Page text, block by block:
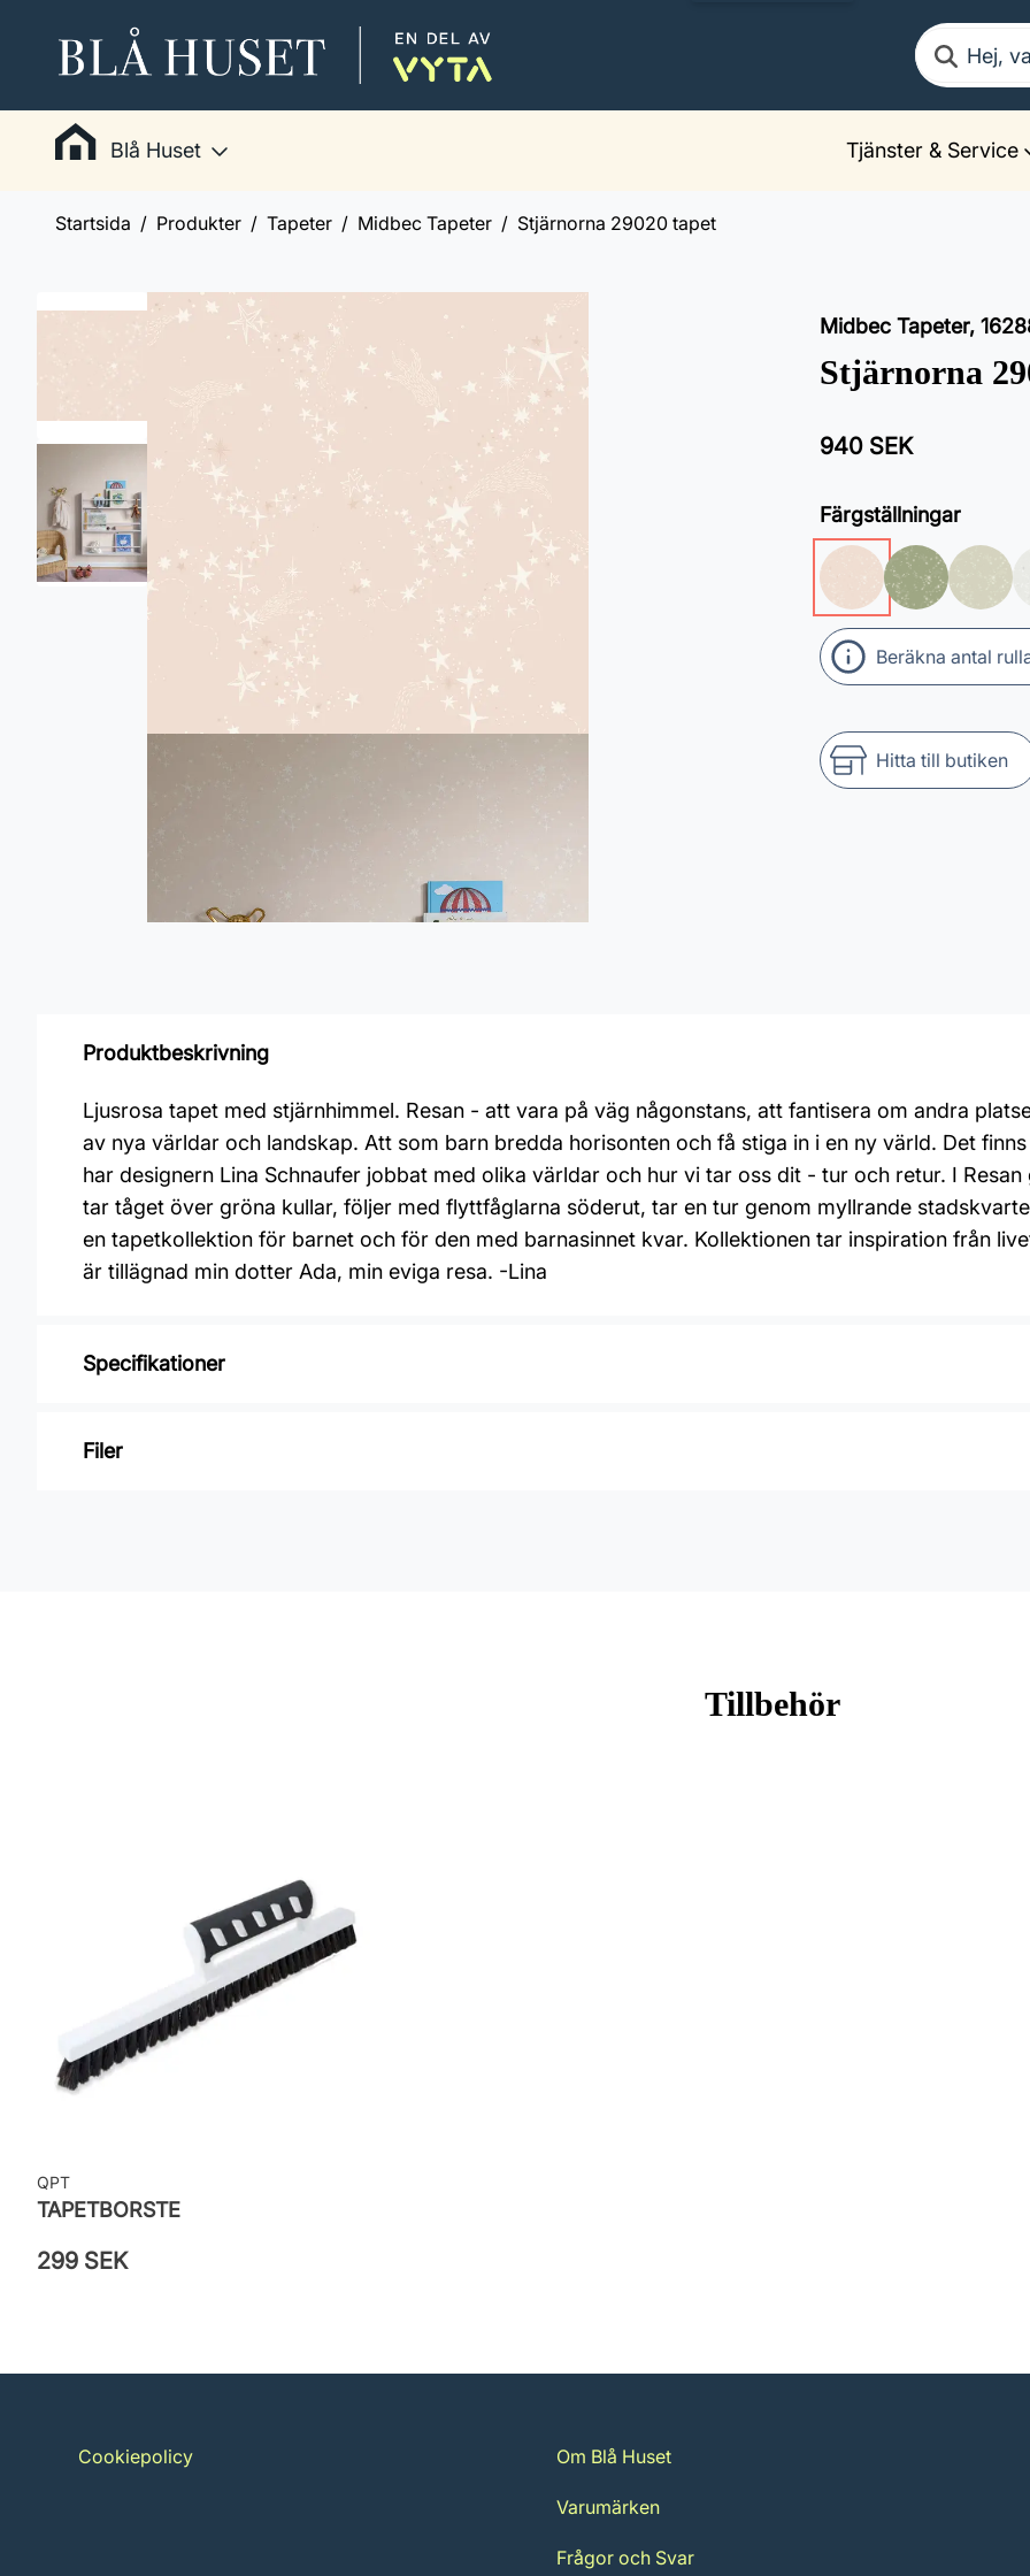
Sök
Blå Huset Tjänster & Service
Startsida Produkter Tapeter Midbec Tapeter Stjärnorna 29020 tapet
Midbec Tapeter,
Stjärnorna
940 SEK
Färgställningar
Beräkna antal
Hitta till butiken
Produktbeskrivning
Ljusrosa tapet med stjärnhimmel. Resan - att vara på väg någonstans, att fantisera om andra
av nya världar och landskap. Att som barn bredda horisonten och få stiga in i en ny värld. Det
har designern Lina Schnaufer jobbat med olika världar och hur vi tar oss dit - tur och retur. I
tar tåget över gröna kullar, följer med flyttfåglarna söderut, tar en tur genom myllrande
en tapetkollektion för barnet och för den med barnasinnet kvar. Kollektionen tar inspiration från
är tillägnad min dotter Ada, min eviga resa. -Lina
Specifikationer
Varumärke: Midbec Tapeter
Filer
Tillbehör
QPT
TAPETBORSTE
299 SEK
Cookiepolicy Om Blå Huset
Varumärken
Frågor och Svar